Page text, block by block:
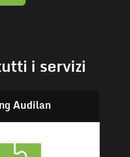
i servizi
Audilan